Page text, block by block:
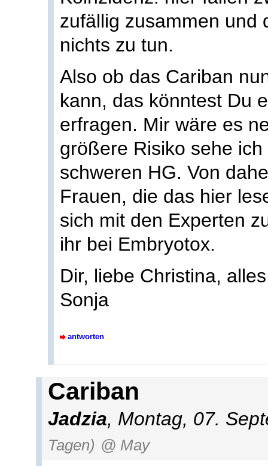
zufällig zusammen und
nichts zu tun.
Also ob das Cariban
kann, das könntest Du
erfragen. Mir wäre es
größere Risiko sehe
schweren HG. Von
Frauen, die das hier
sich mit den Experten
ihr bei Embryotox.
Dir, liebe Christina,
Sonja
antworten
Cariban
Jadzia, Montag, 07.
Tagen) @ May